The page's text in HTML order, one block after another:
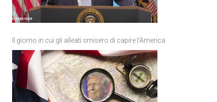
Il giorno in cui gli alleati smisero di capire l’America